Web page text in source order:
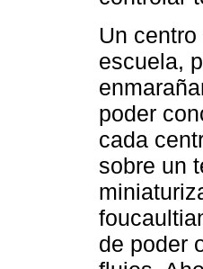
Un
escuela,
poder
cada
sobre un
de poder